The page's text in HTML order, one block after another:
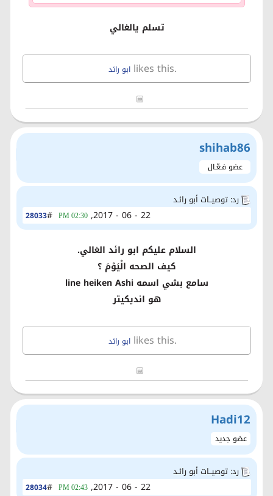
تسلم يالغالي
ابو رائدlikes this.
shihab86
عضو فـعّـال
رد: توصيــات أبو رائـد
28033# 22 - 06 - 2017,
02:30 PM
السلام عليكم ابو رائد الغالي.
كيف الصحه الْيَوْمَ ؟
سامع بشي اسمه line heiken Ashi
هو انديكيتر
ابو رائدlikes this.
Hadi12
عضو جديد
رد: توصيــات أبو رائـد
28034# 22 - 06 - 2017,
02:43 PM